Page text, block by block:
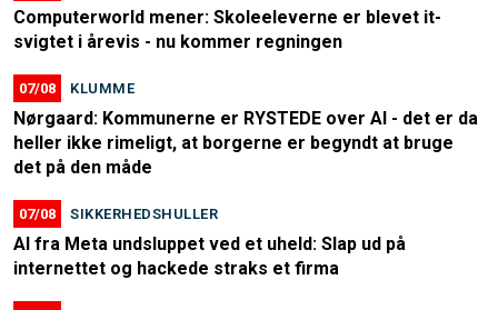
Computerworld mener: Skoleeleverne er blevet it-
svigtet i årevis - nu kommer regningen
07/08 KLUMME
Nørgaard: Kommunerne er RYSTEDE over AI - det er da
heller ikke rimeligt, at borgerne er begyndt at bruge
det på den måde
07/08 SIKKERHEDSHULLER
AI fra Meta undsluppet ved et uheld: Slap ud på
internettet og hackede straks et firma